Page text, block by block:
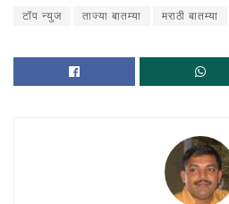
टॉप न्युज ताज्या बातम्या मराठी बातम्या